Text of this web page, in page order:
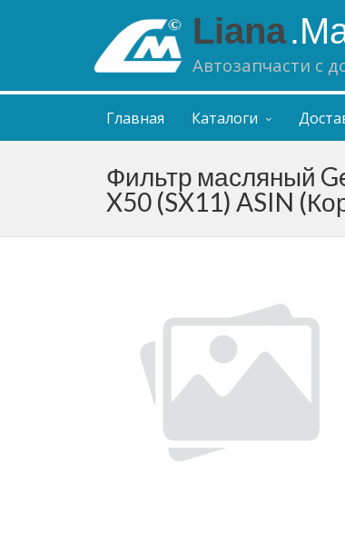
Liana
Автозапчасти с
Главная Каталоги
Фильтр масляный
X50 (SX11) ASIN